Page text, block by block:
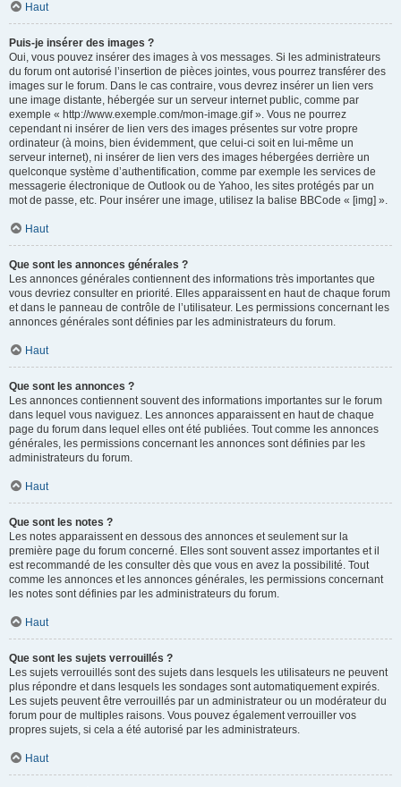
Haut
Puis-je insérer des images ?
Oui, vous pouvez insérer des images à vos messages. Si les administrateurs
du forum ont autorisé l’insertion de pièces jointes, vous pourrez transférer des
images sur le forum. Dans le cas contraire, vous devrez insérer un lien vers
une image distante, hébergée sur un serveur internet public, comme par
exemple « http://www.exemple.com/mon-image.gif ». Vous ne pourrez
cependant ni insérer de lien vers des images présentes sur votre propre
ordinateur (à moins, bien évidemment, que celui-ci soit en lui-même un
serveur internet), ni insérer de lien vers des images hébergées derrière un
quelconque système d’authentification, comme par exemple les services de
messagerie électronique de Outlook ou de Yahoo, les sites protégés par un
mot de passe, etc. Pour insérer une image, utilisez la balise BBCode « [img] ».
Haut
Que sont les annonces générales ?
Les annonces générales contiennent des informations très importantes que
vous devriez consulter en priorité. Elles apparaissent en haut de chaque forum
et dans le panneau de contrôle de l’utilisateur. Les permissions concernant les
annonces générales sont définies par les administrateurs du forum.
Haut
Que sont les annonces ?
Les annonces contiennent souvent des informations importantes sur le forum
dans lequel vous naviguez. Les annonces apparaissent en haut de chaque
page du forum dans lequel elles ont été publiées. Tout comme les annonces
générales, les permissions concernant les annonces sont définies par les
administrateurs du forum.
Haut
Que sont les notes ?
Les notes apparaissent en dessous des annonces et seulement sur la
première page du forum concerné. Elles sont souvent assez importantes et il
est recommandé de les consulter dès que vous en avez la possibilité. Tout
comme les annonces et les annonces générales, les permissions concernant
les notes sont définies par les administrateurs du forum.
Haut
Que sont les sujets verrouillés ?
Les sujets verrouillés sont des sujets dans lesquels les utilisateurs ne peuvent
plus répondre et dans lesquels les sondages sont automatiquement expirés.
Les sujets peuvent être verrouillés par un administrateur ou un modérateur du
forum pour de multiples raisons. Vous pouvez également verrouiller vos
propres sujets, si cela a été autorisé par les administrateurs.
Haut